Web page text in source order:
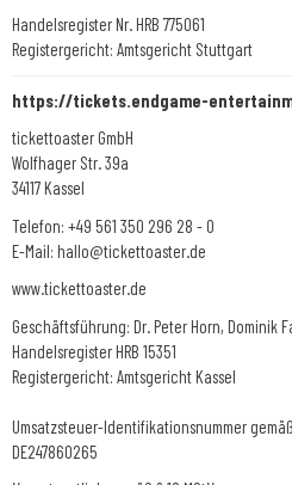
Handelsregister Nr. HRB 775061
Registergericht: Amtsgericht Stuttgart
https://tickets.endgame-
tickettoaster GmbH
Wolfhager Str. 39a
34117 Kassel
Telefon: +49 561 350 296 28 - 0
E-Mail: hallo@tickettoaster.de
www.tickettoaster.de
Geschäftsführung: Dr. Peter Horn, Dominik
Handelsregister HRB 15351
Registergericht: Amtsgericht Kassel
Umsatzsteuer-Identifikationsnummer
DE247860265